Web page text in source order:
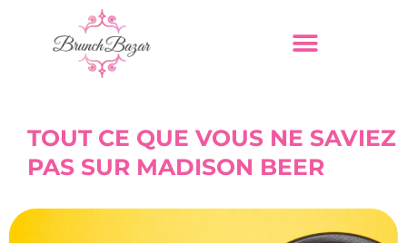
TOUT CE QUE VOUS NE SAVIEZ
PAS SUR MADISON BEER